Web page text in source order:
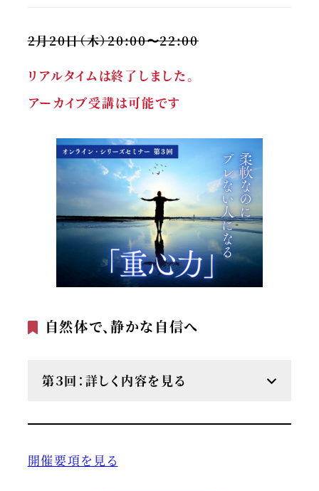
2月20日（木）20:00〜22:00
リアルタイムは終了しました。
アーカイブ受講は可能です
自然体で、静かな自信へ
第３回：詳しく内容を見る
開催要項を見る